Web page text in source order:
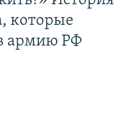
которые
армию РФ